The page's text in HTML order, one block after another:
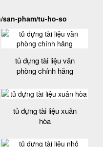
pham/tu-ho-so
tủ đựng tài liệu văn
phòng chính hãng
tủ đựng tài liệu xuân
hòa